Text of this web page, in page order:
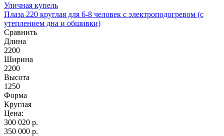
Уличная купель
Плаза 220 круглая для 6-8 человек с электроподогревом (с
утеплением дна и обшивки)
Сравнить
Длина
2200
Ширина
2200
Высота
1250
Форма
Круглая
Цена:
300 020 р.
350 000 р.